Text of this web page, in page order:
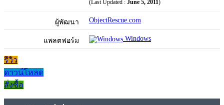
(Last Updated : June 5, 2011)
ผู้พัฒนา ObjectRescue.com
แพลตฟอร์ม Windows
รีวิว
ดาวน์โหลด
สั่งซื้อ